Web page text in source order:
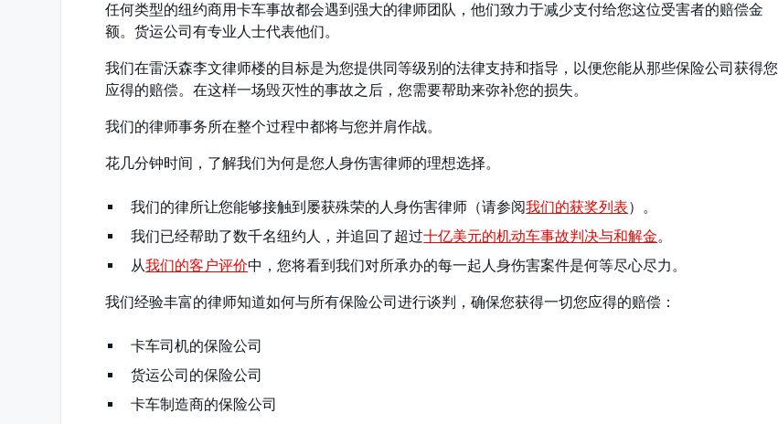
任何类型的纽约商用卡车事故都会遇到强大的律师团队，他们致力于减少支付给您这位受害者的赔偿金
额。货运公司有专业人士代表他们。
我们在雷沃森李文律师楼的目标是为您提供同等级别的法律支持和指导，以便您能从那些保险公司获得您
应得的赔偿。在这样一场毁灭性的事故之后，您需要帮助来弥补您的损失。
我们的律师事务所在整个过程中都将与您并肩作战。
花几分钟时间，了解我们为何是您人身伤害律师的理想选择。
我们的律所让您能够接触到屡获殊荣的人身伤害律师（请参阅我们的获奖列表）。
我们已经帮助了数千名纽约人，并追回了超过十亿美元的机动车事故判决与和解金。
从我们的客户评价中，您将看到我们对所承办的每一起人身伤害案件是何等尽心尽力。
我们经验丰富的律师知道如何与所有保险公司进行谈判，确保您获得一切您应得的赔偿：
卡车司机的保险公司
货运公司的保险公司
卡车制造商的保险公司